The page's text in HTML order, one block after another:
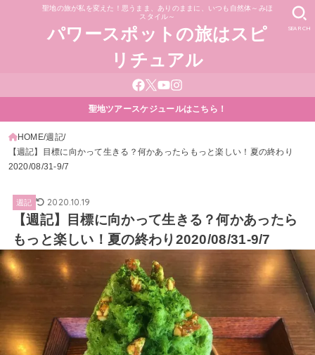
聖地の旅が私を変えた！思うまま、ありのままに、いつも自然体～みほ
スタイル～
パワースポットの旅はスピ
リチュアル
SEARCH
聖地ツアースケジュールはこちら！
HOME 週記
【週記】目標に向かって生きる？何かあったらもっと楽しい！夏の終わり
2020/08/31-9/7
週記 2020.10.19
【週記】目標に向かって生きる？何かあったら
もっと楽しい！夏の終わり2020/08/31-9/7